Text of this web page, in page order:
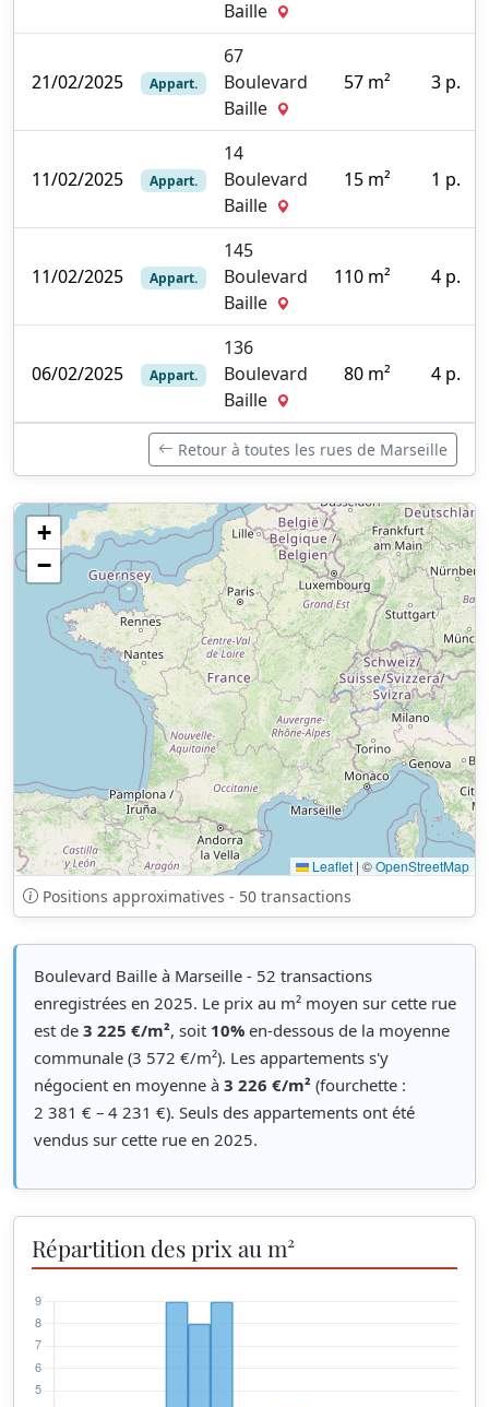
Baille
21/02/2025 Appart.
67
Boulevard
Baille
57 m² 3 p.
11/02/2025 Appart.
14
Boulevard
Baille
15 m² 1 p.
11/02/2025 Appart.
145
Boulevard
Baille
110 m² 4 p.
06/02/2025 Appart.
136
Boulevard
Baille
80 m² 4 p.
Retour à toutes les rues de Marseille
+
−
Leaflet | ©OpenStreetMap
Positions approximatives - 50 transactions
Boulevard Baille à Marseille - 52 transactions
enregistrées en 2025. Le prix au m² moyen sur cette rue
est de 3 225 €/m², soit 10% en-dessous de la moyenne
communale (3 572 €/m²). Les appartements s'y
négocient en moyenne à 3 226 €/m² (fourchette :
2 381 € – 4 231 €). Seuls des appartements ont été
vendus sur cette rue en 2025.
Répartition des prix au m²